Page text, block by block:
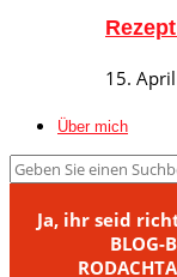
15.
Über mich
Ja, ihr seid
BLOG-